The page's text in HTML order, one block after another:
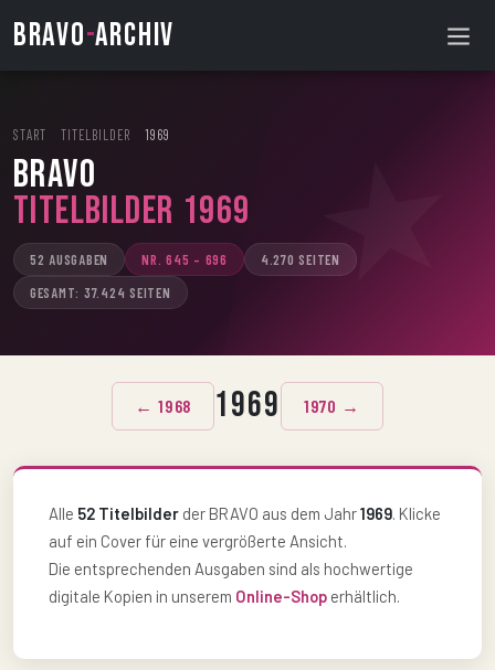
BRAVO-ARCHIV
START TITELBILDER 1969
BRAVO
Titelbilder 1969
52 AUSGABEN NR. 645 – 696 4.270 SEITEN
GESAMT: 37.424 SEITEN
← 1968 1969 1970 →
Alle 52 Titelbilder der BRAVO aus dem Jahr1969. Klicke
auf ein Cover für eine vergrößerte Ansicht.
Die entsprechenden Ausgaben sind als hochwertige
digitale Kopien in unserem Online-Shop erhältlich.